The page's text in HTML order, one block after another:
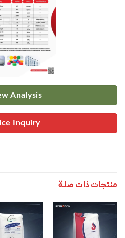
Analysis
Inquiry
منتجات ذات صلة